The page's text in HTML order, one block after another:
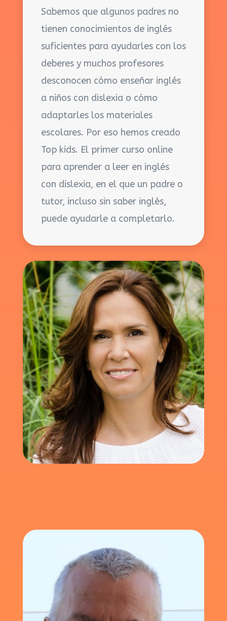
Sabemos que algunos padres no
tienen conocimientos de inglés
suficientes para ayudarles con los
deberes y muchos profesores
desconocen cómo enseñar inglés
a niños con dislexia o cómo
adaptarles los materiales
escolares. Por eso hemos creado
Top kids. El primer curso online
para aprender a leer en inglés
con dislexia, en el que un padre o
tutor, incluso sin saber inglés,
puede ayudarle a completarlo.